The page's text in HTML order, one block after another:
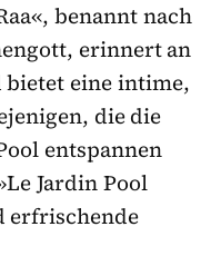
benannt nach
erinnert an
bietet eine intime,
die die
entspannen
Jardin Pool
erfrischende